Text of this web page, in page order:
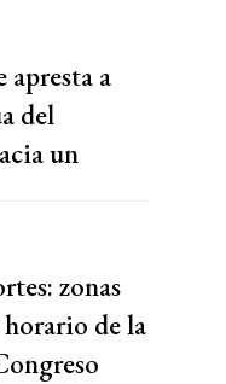
apresta a
del
un
zonas
horario de la